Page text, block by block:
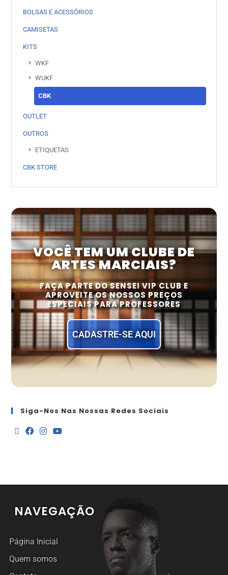
BOLSAS E ACESSÓRIOS
CAMISETAS
KITS
WKF
WUKF
CBK
OUTLET
OUTROS
ETIQUETAS
CBK STORE
VOCÊ TEM UM CLUBE DE
ARTES MARCIAIS?
FAÇA PARTE DO SENSEI VIP CLUB E
APROVEITE OS NOSSOS PREÇOS
ESPECIAIS PARA PROFESSORES
CADASTRE-SE AQUI
Siga-Nos Nas Nossas Redes Sociais
NAVEGAÇÃO
Página Inicial
Quem somos